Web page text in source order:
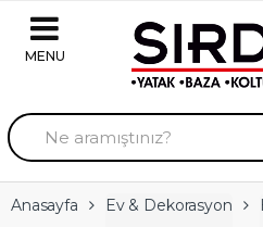
Skip to navigation
Skip to content
A
r
a
m
a
Anasayfa Ev & Dekorasyon